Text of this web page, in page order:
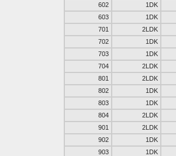
602
1DK
603
1DK
701
2LDK
702
1DK
703
1DK
704
2LDK
801
2LDK
802
1DK
803
1DK
804
2LDK
901
2LDK
902
1DK
903
1DK